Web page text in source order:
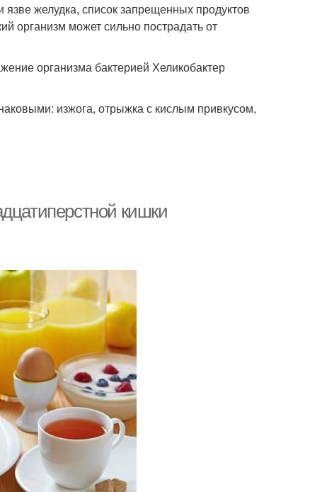
желудка, список запрещенных продуктов
организм может сильно пострадать от
организма бактерией Хеликобактер
изжога, отрыжка с кислым привкусом,
кишки